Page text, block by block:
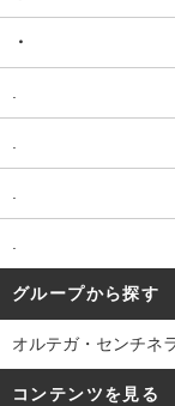
・
.
.
.
.
グループから探す
オルテガ・センチネ
コンテンツを見る